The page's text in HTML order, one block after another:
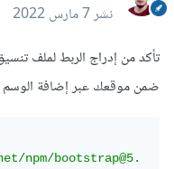
نشر7 مارس 2022
ضمن موقعك عبر إضافة الوسم
npm/bootstrap@5.